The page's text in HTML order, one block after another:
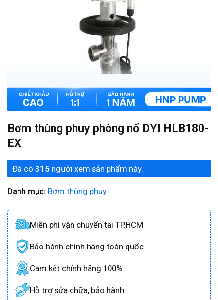
Bơm thùng phuy phòng nổ DYI HLB180-
EX
Đã có 315 người xem sản phẩm này.
Danh mục: Bơm thùng phuy
Miễn phí vận chuyển tại TP.HCM
Bảo hành chính hãng toàn quốc
Cam kết chính hãng 100%
Hỗ trợ sửa chữa, bảo hành